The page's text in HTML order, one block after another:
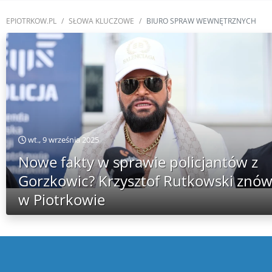
EPIOTRKOW.PL SŁOWA KLUCZOWE BIURO SPRAW WEWNĘTRZNYCH
wt., 9 września 2025
Nowe fakty w sprawie policjantów z
Gorzkowic? Krzysztof Rutkowski znów
w Piotrkowie